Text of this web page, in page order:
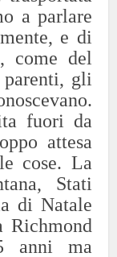
a parlare
e di
come del
gli
fuori da
attesa
cose. La
Stati
di Natale
Richmond
anni ma